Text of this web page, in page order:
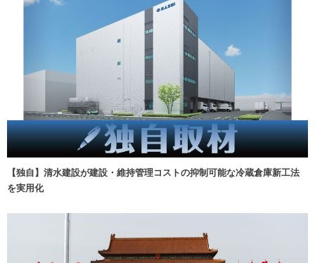
【独自】清水建設が建設・維持管理コストの抑制可能な冷蔵倉庫新工法
を実用化